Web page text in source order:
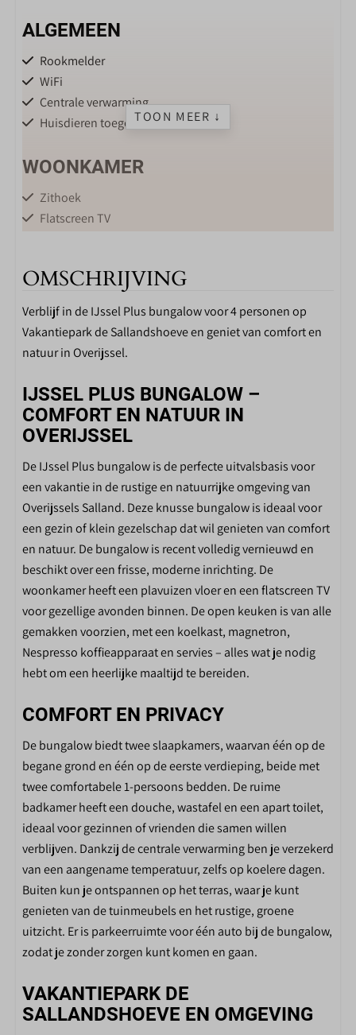
ALGEMEEN
Rookmelder
WiFi
Centrale verwarming
Huisdieren toegestaan
WOONKAMER
Zithoek
Flatscreen TV
Keuken
Drinkglazen
Wijnglazen
Complete keukeninventaris
Koelkast met vriesvak
Magnetron met grillfunctie
Nespresso koffiemachine
SLAAPKAMER
Aantal slaapkamers: 2
Stopcontact bij bed
Kledingkast
Afmeting bedden 80*200cm
BADKAMER
Wastafel
Badkamer met douche en wastafel
BUITEN
Patio
Eigen parkeerplaats
Tuinmeubels
PARKFACILITEITEN DE
SALLANDSHOEVE
Tafeltennistafel
Midgetgolf
Binnenzwembad
Winkel
Buitenspeeltuin
Binnenspeeltuin
TOON MEER ↓
OMSCHRIJVING
Verblijf in de IJssel Plus bungalow voor 4 personen op
Vakantiepark de Sallandshoeve en geniet van comfort en
natuur in Overijssel.
IJSSEL PLUS BUNGALOW –
COMFORT EN NATUUR IN
OVERIJSSEL
De IJssel Plus bungalow is de perfecte uitvalsbasis voor
een vakantie in de rustige en natuurrijke omgeving van
Overijssels Salland. Deze knusse bungalow is ideaal voor
een gezin of klein gezelschap dat wil genieten van comfort
en natuur. De bungalow is recent volledig vernieuwd en
beschikt over een frisse, moderne inrichting. De
woonkamer heeft een plavuizen vloer en een flatscreen TV
voor gezellige avonden binnen. De open keuken is van alle
gemakken voorzien, met een koelkast, magnetron,
Nespresso koffieapparaat en servies – alles wat je nodig
hebt om een heerlijke maaltijd te bereiden.
COMFORT EN PRIVACY
De bungalow biedt twee slaapkamers, waarvan één op de
begane grond en één op de eerste verdieping, beide met
twee comfortabele 1-persoons bedden. De ruime
badkamer heeft een douche, wastafel en een apart toilet,
ideaal voor gezinnen of vrienden die samen willen
verblijven. Dankzij de centrale verwarming ben je verzekerd
van een aangename temperatuur, zelfs op koelere dagen.
Buiten kun je ontspannen op het terras, waar je kunt
genieten van de tuinmeubels en het rustige, groene
uitzicht. Er is parkeerruimte voor één auto bij de bungalow,
zodat je zonder zorgen kunt komen en gaan.
VAKANTIEPARK DE
SALLANDSHOEVE EN OMGEVING